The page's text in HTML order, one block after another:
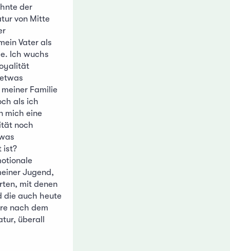
der
von Mitte
Vater als
Ich wuchs
Familie
als ich
mich eine
noch
ist?
Jugend,
mit denen
die auch heute
nach dem
überall